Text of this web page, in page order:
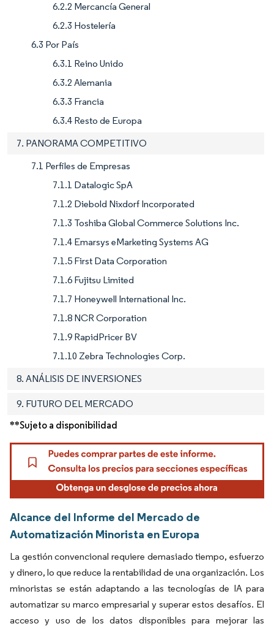
6.2.2 Mercancía General
6.2.3 Hostelería
6.3 Por País
6.3.1 Reino Unido
6.3.2 Alemania
6.3.3 Francia
6.3.4 Resto de Europa
7. PANORAMA COMPETITIVO
7.1 Perfiles de Empresas
7.1.1 Datalogic SpA
7.1.2 Diebold Nixdorf Incorporated
7.1.3 Toshiba Global Commerce Solutions Inc.
7.1.4 Emarsys eMarketing Systems AG
7.1.5 First Data Corporation
7.1.6 Fujitsu Limited
7.1.7 Honeywell International Inc.
7.1.8 NCR Corporation
7.1.9 RapidPricer BV
7.1.10 Zebra Technologies Corp.
8. ANÁLISIS DE INVERSIONES
9. FUTURO DEL MERCADO
**Sujeto a disponibilidad
Alcance del Informe del Mercado de
Automatización Minorista en Europa
La gestión convencional requiere demasiado tiempo, esfuerzo
y dinero, lo que reduce la rentabilidad de una organización. Los
minoristas se están adaptando a las tecnologías de IA para
automatizar su marco empresarial y superar estos desafíos. El
acceso y uso de los datos disponibles para mejorar las